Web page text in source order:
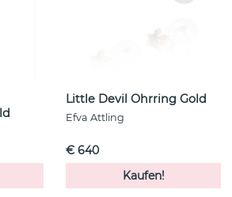
Little Devil Ohrring Gold
Efva Attling
€ 640
Kaufen!